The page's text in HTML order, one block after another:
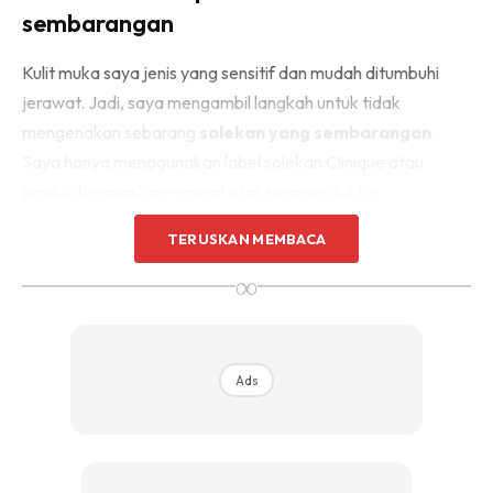
sembarangan
Kulit muka saya jenis yang sensitif dan mudah ditumbuhi
jerawat. Jadi, saya mengambil langkah untuk tidak
mengenakan sebarang
solekan yang sembarangan
TERUSKAN MEMBACA
∞
Ads